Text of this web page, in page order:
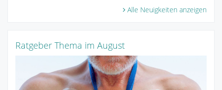
Alle Neuigkeiten anzeigen
Ratgeber Thema im August